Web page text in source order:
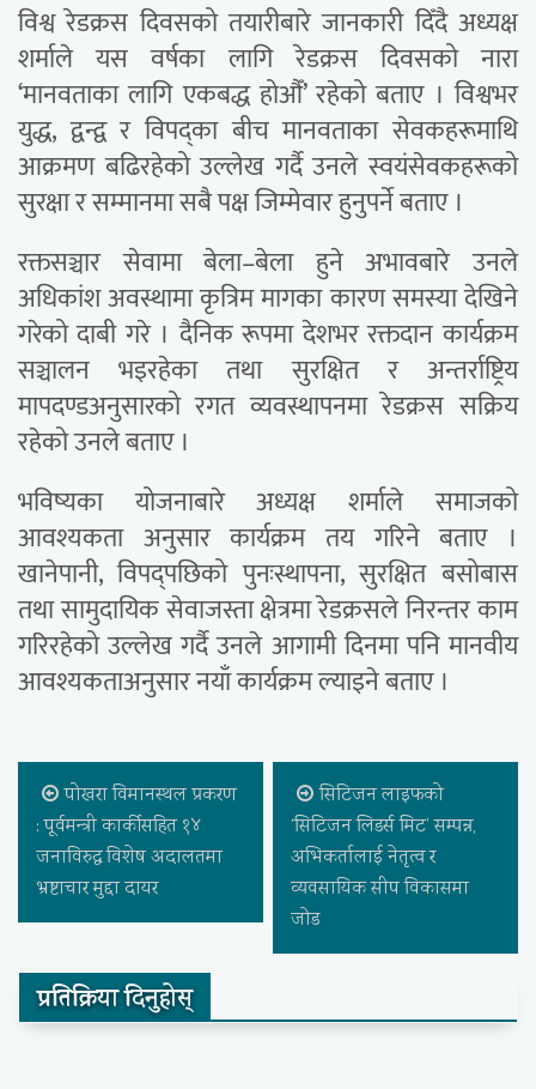
विश्व रेडक्रस दिवसको तयारीबारे जानकारी दिँदै अध्यक्ष
शर्माले यस वर्षका लागि रेडक्रस दिवसको नारा
‘मानवताका लागि एकबद्ध होऔँ’ रहेको बताए । विश्वभर
युद्ध, द्वन्द्व र विपद्का बीच मानवताका सेवकहरूमाथि
आक्रमण बढिरहेको उल्लेख गर्दै उनले स्वयंसेवकहरूको
सुरक्षा र सम्मानमा सबै पक्ष जिम्मेवार हुनुपर्ने बताए ।
रक्तसञ्चार सेवामा बेला–बेला हुने अभावबारे उनले
अधिकांश अवस्थामा कृत्रिम मागका कारण समस्या देखिने
गरेको दाबी गरे । दैनिक रूपमा देशभर रक्तदान कार्यक्रम
सञ्चालन भइरहेका तथा सुरक्षित र अन्तर्राष्ट्रिय
मापदण्डअनुसारको रगत व्यवस्थापनमा रेडक्रस सक्रिय
रहेको उनले बताए ।
भविष्यका योजनाबारे अध्यक्ष शर्माले समाजको
आवश्यकता अनुसार कार्यक्रम तय गरिने बताए ।
खानेपानी, विपद्पछिको पुनःस्थापना, सुरक्षित बसोबास
तथा सामुदायिक सेवाजस्ता क्षेत्रमा रेडक्रसले निरन्तर काम
गरिरहेको उल्लेख गर्दै उनले आगामी दिनमा पनि मानवीय
आवश्यकताअनुसार नयाँ कार्यक्रम ल्याइने बताए ।
पोखरा विमानस्थल प्रकरण
: पूर्वमन्त्री कार्कीसहित १४
जनाविरुद्ध विशेष अदालतमा
भ्रष्टाचार मुद्दा दायर
सिटिजन लाइफको
‘सिटिजन लिडर्स मिट’ सम्पन्न,
अभिकर्तालाई नेतृत्व र
व्यवसायिक सीप विकासमा
जोड
प्रतिक्रिया दिनुहोस्